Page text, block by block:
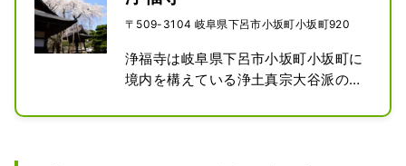
〒509-3104 岐阜県下呂市小坂町小坂町920
浄福寺は岐阜県下呂市小坂町小坂町に
境内を構えている浄土真宗大谷派の寺
は室町時代後期に、当地の領主で桜洞